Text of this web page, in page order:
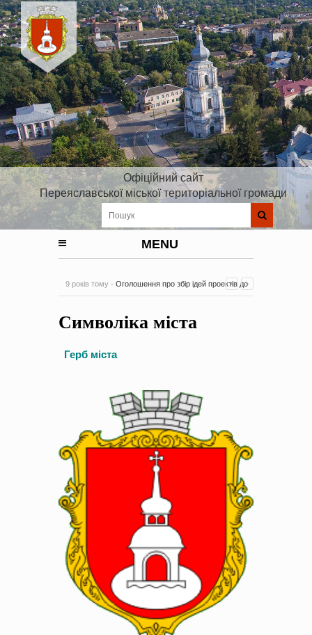
Офіційний сайт
Переяславської міської територіальної громади
MENU
9 років тому - Оголошення про збір ідей проектів до
на період 2018 – 2020 роки Оголошення про збір ідей
Символіка міста
Герб міста